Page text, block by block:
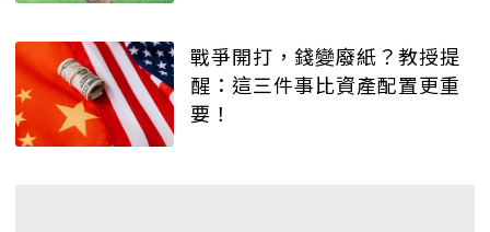
戰爭開打，錢變廢紙？教授提
醒：這三件事比資產配置更重
要！